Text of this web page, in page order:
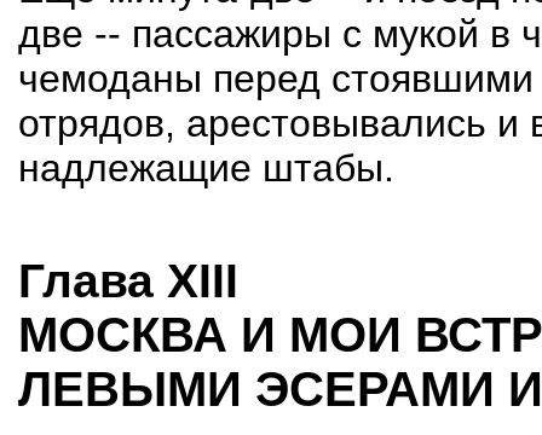
две -- пассажиры с мукой в
чемоданы перед стоявшими
отрядов, арестовывались и
надлежащие штабы.
Глава XIII
МОСКВА И МОИ
ЛЕВЫМИ ЭСЕРАМИ